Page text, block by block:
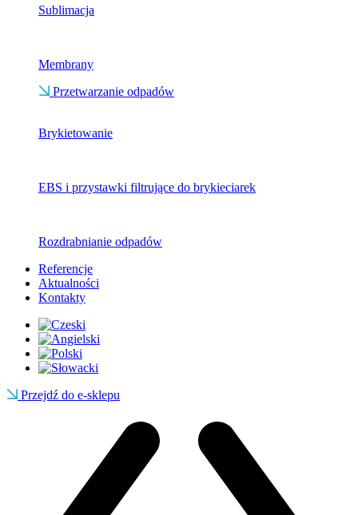
Sublimacja
Membrany
Przetwarzanie odpadów
Brykietowanie
EBS i przystawki filtrujące do brykieciarek
Rozdrabnianie odpadów
Referencje
Aktualności
Kontakty
Przejdź do e-sklepu